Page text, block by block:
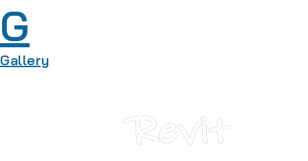
G
Gallery